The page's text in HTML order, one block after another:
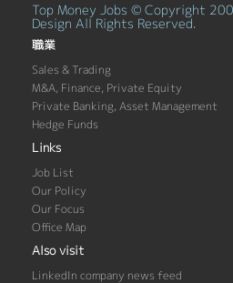
Top Money Jobs © Copyright
Design All Rights Reserved.
職業
Sales & Trading
M&A, Finance, Private Equity
Private Banking, Asset Management
Hedge Funds
Links
Job List
Our Policy
Our Focus
Office Map
Also visit
LinkedIn company news feed